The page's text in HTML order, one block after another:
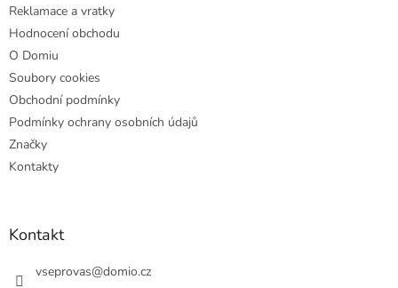
Reklamace a vratky
Hodnocení obchodu
O Domiu
Soubory cookies
Obchodní podmínky
Podmínky ochrany osobních údajů
Značky
Kontakty
Kontakt
vseprovas@domio.cz